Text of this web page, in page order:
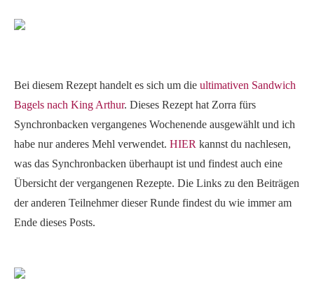
Bei diesem Rezept handelt es sich um die ultimativen Sandwich
Bagels nach King Arthur. Dieses Rezept hat Zorra fürs
Synchronbacken vergangenes Wochenende ausgewählt und ich
habe nur anderes Mehl verwendet. HIER kannst du nachlesen,
was das Synchronbacken überhaupt ist und findest auch eine
Übersicht der vergangenen Rezepte. Die Links zu den Beiträgen
der anderen Teilnehmer dieser Runde findest du wie immer am
Ende dieses Posts.